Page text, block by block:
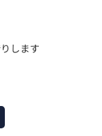
します